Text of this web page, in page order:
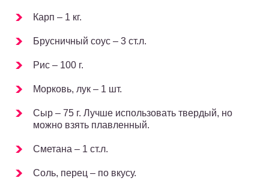
Карп – 1 кг.
Брусничный соус – 3 ст.л.
Рис – 100 г.
Морковь, лук – 1 шт.
Сыр – 75 г. Лучше использовать твердый, но
можно взять плавленный.
Сметана – 1 ст.л.
Соль, перец – по вкусу.